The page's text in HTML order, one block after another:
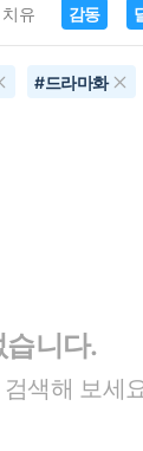
치유 감동
#드라마화
습니다.
색해 보세